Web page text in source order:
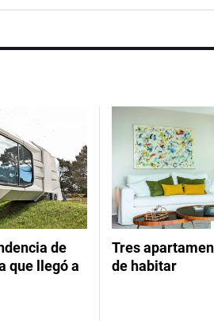
de
que llegó a
Tres
de habitar